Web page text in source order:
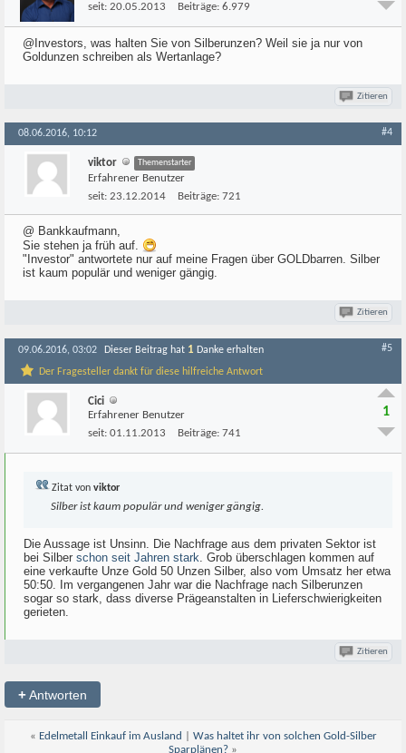
seit: 20.05.2013 Beiträge: 6.979
@Investors, was halten Sie von Silberunzen? Weil sie ja nur von
Goldunzen schreiben als Wertanlage?
Zitieren
08.06.2016, 10:12 #4
viktor Themenstarter
Erfahrener Benutzer
seit: 23.12.2014 Beiträge: 721
@ Bankkaufmann,
Sie stehen ja früh auf.
"Investor" antwortete nur auf meine Fragen über GOLDbarren. Silber
ist kaum populär und weniger gängig.
Zitieren
09.06.2016, 03:02 Dieser Beitrag hat 1 Danke erhalten
Der Fragesteller dankt für diese hilfreiche Antwort
#5
Cici
Erfahrener Benutzer
seit: 01.11.2013 Beiträge: 741
1
Zitat von viktor
Silber ist kaum populär und weniger gängig.
Die Aussage ist Unsinn. Die Nachfrage aus dem privaten Sektor ist
bei Silber schon seit Jahren stark. Grob überschlagen kommen auf
eine verkaufte Unze Gold 50 Unzen Silber, also vom Umsatz her etwa
50:50. Im vergangenen Jahr war die Nachfrage nach Silberunzen
sogar so stark, dass diverse Prägeanstalten in Lieferschwierigkeiten
gerieten.
Zitieren
+Antworten
« Edelmetall Einkauf im Ausland
Was haltet ihr von solchen Gold-Silber
Sparplänen? »